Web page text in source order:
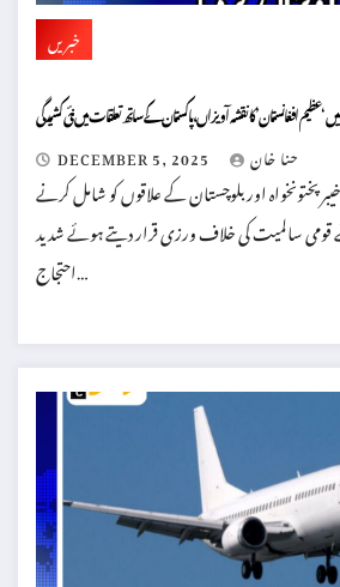
خبریں
‘عظیم افغانستان’ کا نقشہ آویزاں، پاکستان کے ساتھ تعلقات میں نئی کشیدگی
DECEMBER 5, 2025
حنا خان
پختونخواہ اور بلوچستان کے علاقوں کو شامل کرنے
قومی سالمیت کی خلاف ورزی قرار دیتے ہوئے شدید
احتجاج…